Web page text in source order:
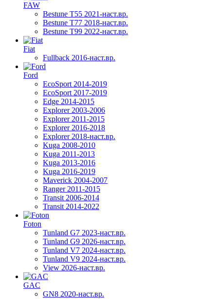
FAW
Bestune T55 2021-наст.вр.
Bestune T77 2018-наст.вр.
Bestune T99 2022-наст.вр.
Fiat
Fullback 2016-наст.вр.
Ford
EcoSport 2014-2019
EcoSport 2017-2019
Edge 2014-2015
Explorer 2003-2006
Explorer 2011-2015
Explorer 2016-2018
Explorer 2018-наст.вр.
Kuga 2008-2010
Kuga 2011-2013
Kuga 2013-2016
Kuga 2016-2019
Maverick 2004-2007
Ranger 2011-2015
Transit 2006-2014
Transit 2014-2022
Foton
Tunland G7 2023-наст.вр.
Tunland G9 2026-наст.вр.
Tunland V7 2024-наст.вр.
Tunland V9 2024-наст.вр.
View 2026-наст.вр.
GAC
GN8 2020-наст.вр.